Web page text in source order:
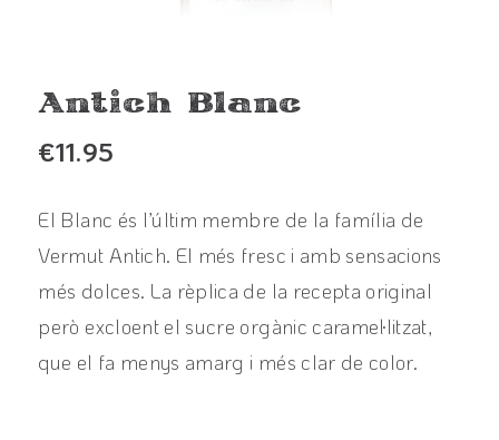
Antich Blanc
€11.95
El Blanc és l’últim membre de la família de
Vermut Antich. El més fresc i amb sensacions
més dolces. La rèplica de la recepta original
però excloent el sucre orgànic caramel·litzat,
que el fa menys amarg i més clar de color.